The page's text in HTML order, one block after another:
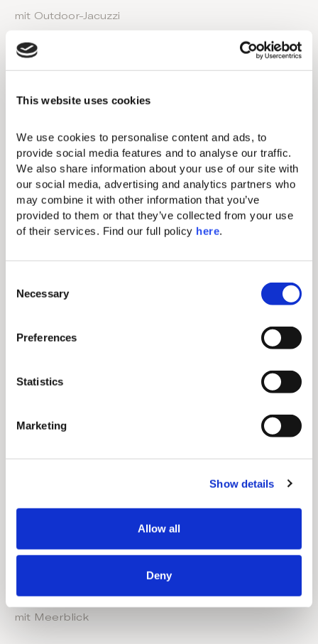
This website uses cookies
We use cookies to personalise content and ads, to
provide social media features and to analyse our traffic.
We also share information about your use of our site with
our social media, advertising and analytics partners who
may combine it with other information that you’ve
provided to them or that they’ve collected from your use
of their services. Find our full policy here.
Necessary
Preferences
Statistics
Marketing
Show details
Allow all
Deny
mit Outdoor-Jacuzzi
1 Kingsize-Bett
2 Personen
420-452 sq. ft/ 39-42m2
Badezimmer mit ebenerdiger Dusche oder
Badewanne
Meerblick
FRÜHSTÜCK INKLUSIVE
Emerald Retreat
mit Meerblick
€292/nacht